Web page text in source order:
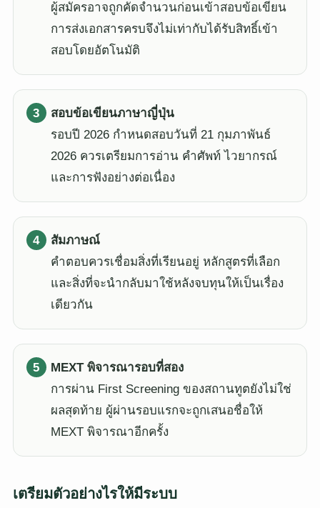
ผู้สมัครอาจถูกคัดจำนวนก่อนเข้าสอบข้อเขียน
การส่งเอกสารครบจึงไม่เท่ากับได้รับสิทธิ์เข้า
สอบโดยอัตโนมัติ
สอบข้อเขียนภาษาญี่ปุ่น
รอบปี 2026 กำหนดสอบวันที่ 21 กุมภาพันธ์
2026 ควรเตรียมการอ่าน คำศัพท์ ไวยากรณ์
และการฟังอย่างต่อเนื่อง
สัมภาษณ์
คำตอบควรเชื่อมสิ่งที่เรียนอยู่ หลักสูตรที่เลือก
และสิ่งที่จะนำกลับมาใช้หลังจบทุนให้เป็นเรื่อง
เดียวกัน
MEXT พิจารณารอบที่สอง
การผ่าน First Screening ของสถานทูตยังไม่ใช่
ผลสุดท้าย ผู้ผ่านรอบแรกจะถูกเสนอชื่อให้
MEXT พิจารณาอีกครั้ง
เตรียมตัวอย่างไรให้มีระบบ